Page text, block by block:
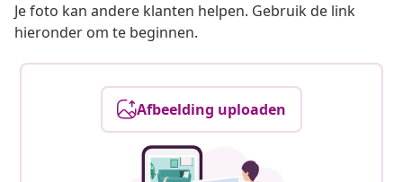
Je foto kan andere klanten helpen. Gebruik de link
hieronder om te beginnen.
Afbeelding uploaden